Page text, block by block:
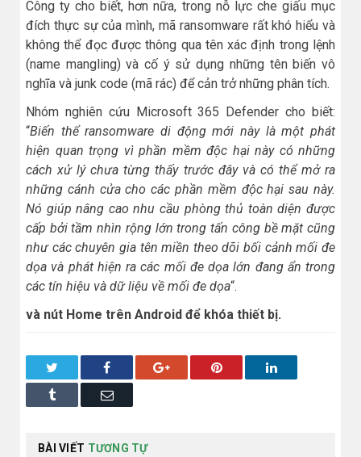
Công ty cho biết, hơn nữa, trong nỗ lực che giấu mục
đích thực sự của mình, mã ransomware rất khó hiểu và
không thể đọc được thông qua tên xác định trong lệnh
(name mangling) và cố ý sử dụng những tên biến vô
nghĩa và junk code (mã rác) để cản trở những phân tích.
Nhóm nghiên cứu Microsoft 365 Defender cho biết:
“Biến thể ransomware di động mới này là một phát
hiện quan trọng vì phần mềm độc hại này có những
cách xử lý chưa từng thấy trước đây và có thể mở ra
những cánh cửa cho các phần mềm độc hại sau này.
Nó giúp nâng cao nhu cầu phòng thủ toàn diện được
cấp bởi tầm nhìn rộng lớn trong tấn công bề mặt cũng
như các chuyên gia tên miền theo dõi bối cảnh mối đe
dọa và phát hiện ra các mối đe dọa lớn đang ẩn trong
các tín hiệu và dữ liệu về mối đe dọa“.
và nút Home trên Android để khóa thiết bị.
Facebook Google+ Pinterest LinkedIn
Tumblr Email
BÀI VIẾT TƯƠNG TỰ